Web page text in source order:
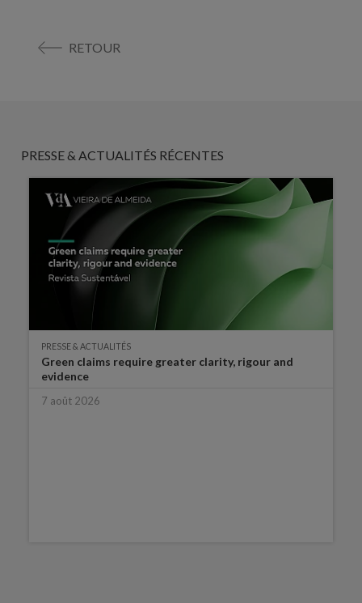
RETOUR
PRESSE & ACTUALITÉS RÉCENTES
PRESSE & ACTUALITÉS
Green claims require greater clarity, rigour and
evidence
7 août 2026